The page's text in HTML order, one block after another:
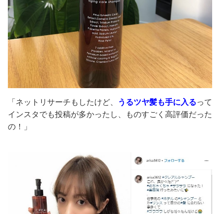
「ネットリサーチもしたけど、 うるツヤ髪も手に入るって
インスタでも投稿が多かったし、ものすごく高評価だった
の！」